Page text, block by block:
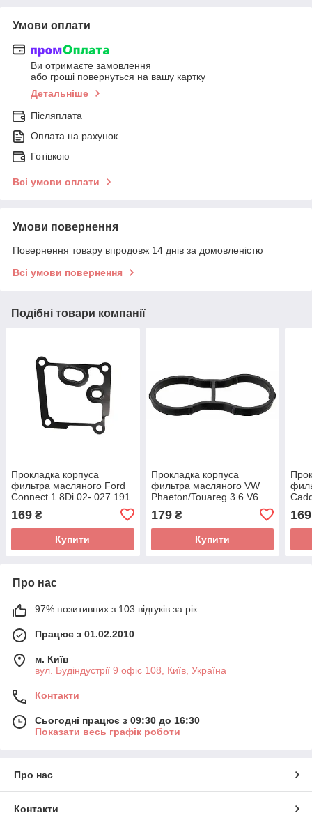
Умови оплати
Ви отримаєте замовлення
або гроші повернуться на вашу картку
Детальніше
Післяплата
Оплата на рахунок
Готівкою
Всі умови оплати
Умови повернення
Повернення товару впродовж 14 днів за домовленістю
Всі умови повернення
Подібні товари компанії
Прокладка корпуса
фильтра масляного Ford
Connect 1.8Di 02- 027.191
169 ₴
Купити
Прокладка корпуса
фильтра масляного VW
Phaeton/Touareg 3.6 V6
(ELRING)
179₴
Купити
169
Про нас
97% позитивних з 103 відгуків за рік
Працює з 01.02.2010
м. Київ
вул. Будіндустрії 9 офіс 108, Київ, Україна
Контакти
Сьогодні працює з 09:30 до 16:30
Показати весь графік роботи
Про нас
Контакти